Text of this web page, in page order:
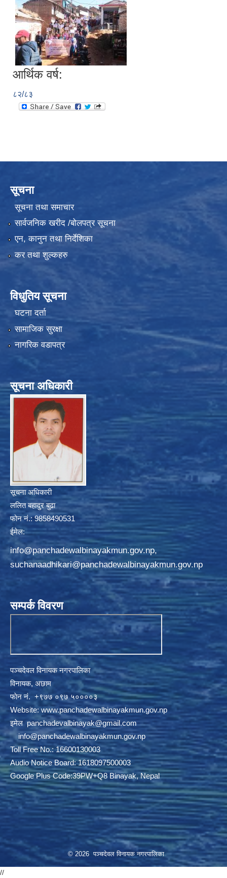
आर्थिक वर्ष:
८२/८३
सूचना
सूचना तथा समाचार
सार्वजनिक खरीद /बोलपत्र सूचना
एन, कानुन तथा निर्देशिका
कर तथा शुल्कहरु
विधुतिय सूचना
घटना दर्ता
सामाजिक सुरक्षा
नागरिक वडापत्र
सूचना अधिकारी
सूचना अधिकारी
ललित बहादुर बुढा
फोन नं.: 9858490531
ईमेल:
info@panchadewalbinayakmun.gov.np,
suchanaadhikari@panchadewalbinayakmun.gov.np
सम्पर्क विवरण
पञ्चदेवल विनायक नगरपालिका
विनायक, अछाम
फाेन नं‍‍‍‍. ‌+९७७ ०९७ ५००००३
Website: www.panchadewalbinayakmun.gov.np
इमेलpanchadevalbinayak@gmail.com
‌ ‌info@panchadewalbinayakmun.gov.np
Toll Free No.: 16600130003
Audio Notice Board: 1618097500003
Google Plus Code:39PW+Q8 Binayak, Nepal
© 2026 पञ्चदेवल विनायक नगरपालिका
//